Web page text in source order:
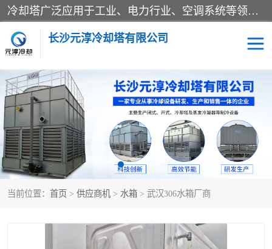
冷却塔广泛应用于工业、电力行业、空调系统等领域。在电力行业中，用于冷却发电机组的循环水；在工业生产中，如化工、冶金等行业，可降低生产过程中产生的热量；在空调系统中，为空调设备提供冷却水源
长沙元淳冷却塔有限公司
当前位置： 首页 > 供应商机 > 水箱 > 武汉306水箱厂商
方形开式冷却塔 圆形冷却塔
闭式冷却塔 水箱
电控箱 水泵
板式换热器